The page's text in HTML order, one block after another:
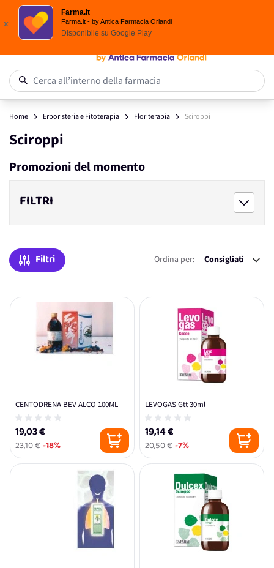
x
Farma.it
Farma.it - by Antica Farmacia Orlandi
Disponibile su Google Play
Salta al contenuto
Cerca all’interno della farmacia
Home Erboristeria e Fitoterapia Floriterapia Sciroppi
Sciroppi
Promozioni del momento
FILTRI
Filtri Ordina per:
CENTODRENA BEV ALCO 100ML
19,03 €
23,10 €-18%
LEVOGAS Gtt 30ml
19,14 €
20,50 €-7%